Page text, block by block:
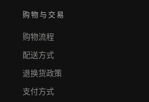
购物与交易
购物流程
配送方式
退换货政策
支付方式